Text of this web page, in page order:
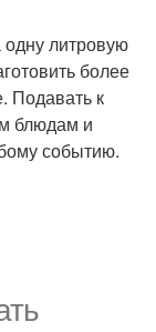
одну литровую
более
Подавать к
блюдам и
событию.